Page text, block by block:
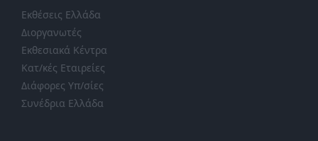
Εκθέσεις Ελλάδα
Διοργανωτές
Εκθεσιακά Κέντρα
Κατ/κές Εταιρείες
Διάφορες Υπ/σίες
Συνέδρια Ελλάδα